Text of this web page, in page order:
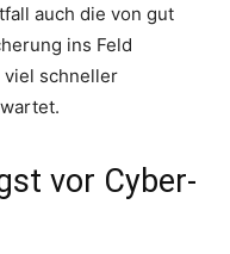
auch die von gut
ins Feld
schneller
vor Cyber-